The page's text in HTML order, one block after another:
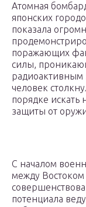
Атомная
японских
показала
поражающих
силы,
радиоактивным
человек
порядке
защиты от
С началом
между
потенциала